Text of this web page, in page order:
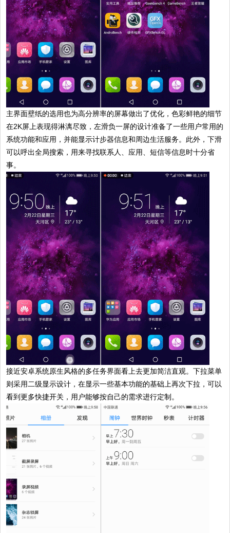
主界面壁纸的选用也为高分辨率的屏幕做出了优化，色彩鲜艳的细节
在2K屏上表现得淋漓尽致，左滑负一屏的设计准备了一些用户常用的
系统功能和应用，并能显示计步器信息和周边生活服务。此外，下滑
可以呼出全局搜索，用来寻找联系人、应用、短信等信息时十分省
事。
接近安卓系统原生风格的多任务界面看上去更加简洁直观。下拉菜单
则采用二级显示设计，在显示一些基本功能的基础上再次下拉，可以
看到更多快捷开关，用户能够按自己的需求进行定制。